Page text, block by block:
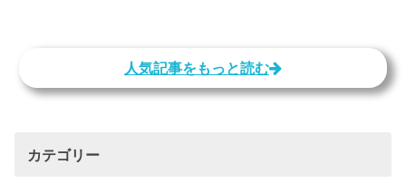
人気記事をもっと読む
カテゴリー